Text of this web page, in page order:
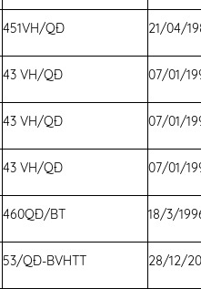
451VH/QĐ 21/04/
43 VH/QĐ 07/01/
43 VH/QĐ 07/01/
43 VH/QĐ 07/01/
460QĐ/BT 18/3/
53/QĐ-BVHTT 28/12/